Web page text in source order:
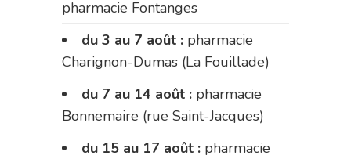
pharmacie Fontanges
du 3 au 7 août : pharmacie
Charignon-Dumas (La Fouillade)
du 7 au 14 août : pharmacie
Bonnemaire (rue Saint-Jacques)
du 15 au 17 août : pharmacie